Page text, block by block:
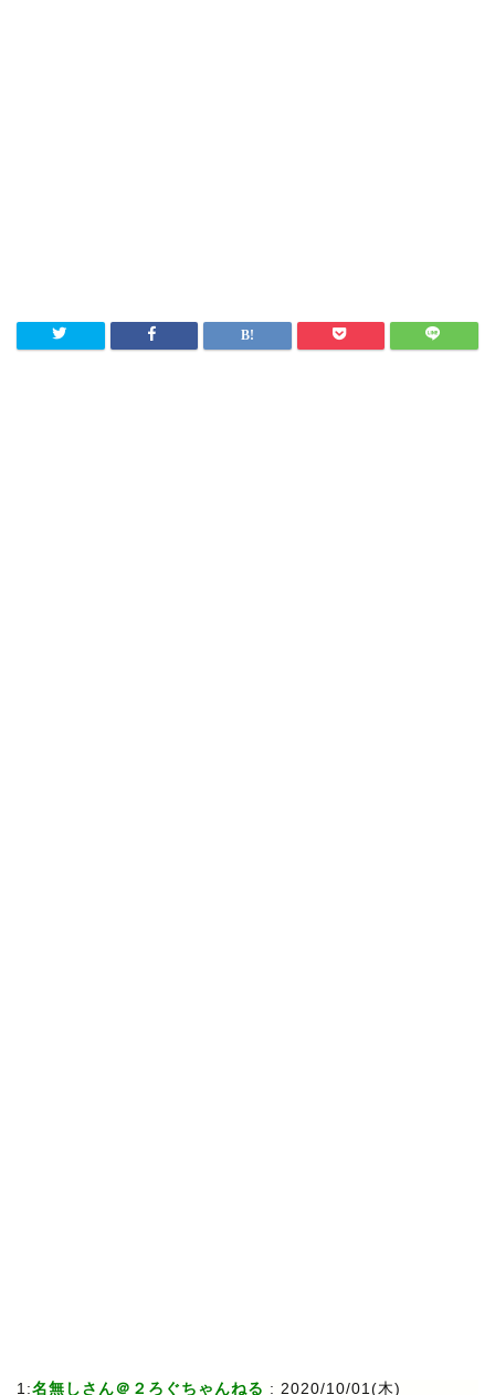
1:名無しさん＠２ろぐちゃんねる : 2020/10/01(木)